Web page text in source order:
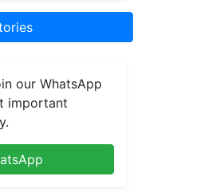
our WhatsApp
important